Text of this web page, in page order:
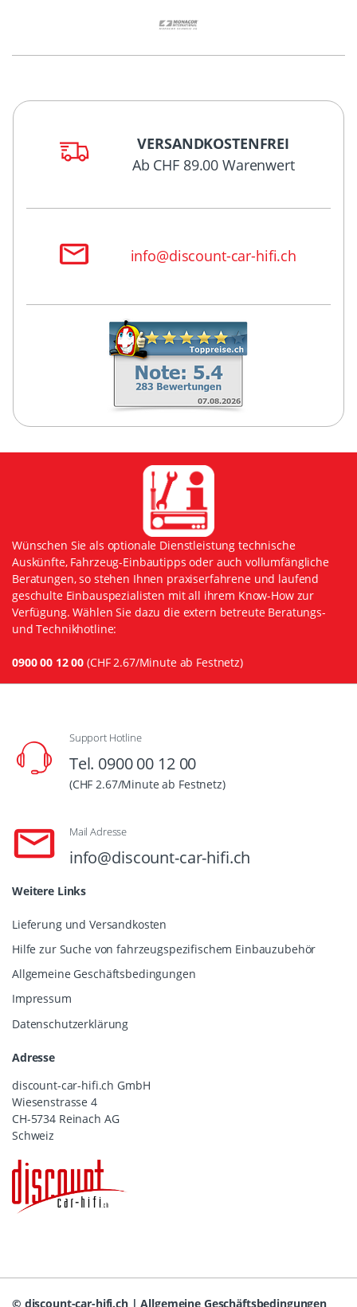
VERSANDKOSTENFREI
Ab CHF 89.00 Warenwert
info@discount-car-hifi.ch
Wünschen Sie als optionale Dienstleistung technische
Auskünfte, Fahrzeug-Einbautipps oder auch vollumfängliche
Beratungen, so stehen Ihnen praxiserfahrene und laufend
geschulte Einbauspezialisten mit all ihrem Know-How zur
Verfügung. Wählen Sie dazu die extern betreute Beratungs-
und Technikhotline:
0900 00 12 00 (CHF 2.67/Minute ab Festnetz)
Support Hotline
Tel. 0900 00 12 00
(CHF 2.67/Minute ab Festnetz)
Mail Adresse
info@discount-car-hifi.ch
Weitere Links
Lieferung und Versandkosten
Hilfe zur Suche von fahrzeugspezifischem Einbauzubehör
Allgemeine Geschäftsbedingungen
Impressum
Datenschutzerklärung
Adresse
discount-car-hifi.ch GmbH
Wiesenstrasse 4
CH-5734 Reinach AG
Schweiz
© discount-car-hifi.ch|Allgemeine Geschäftsbedingungen